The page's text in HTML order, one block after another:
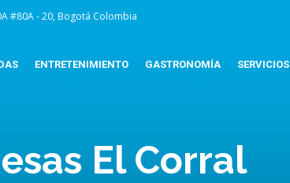
#80A - 20, Bogotá Colombia
ENTRETENIMIENTO GASTRONOMÍA SERVICIOS
El Corral